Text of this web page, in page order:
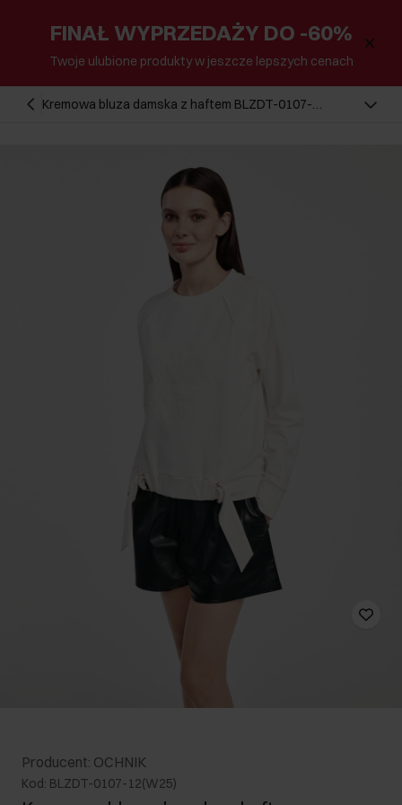
FINAŁ WYPRZEDAŻY DO -60%
Twoje ulubione produkty w jeszcze lepszych cenach
Kremowa bluza damska z haftem BLZDT-0107-
Producent: OCHNIK
Kod: BLZDT-0107-12(W25)